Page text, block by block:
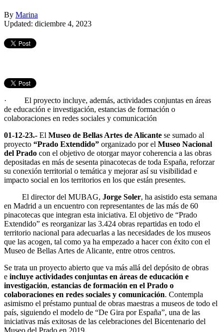
By Marina
Updated: diciembre 4, 2023
· El proyecto incluye, además, actividades conjuntas en áreas
de educación e investigación, estancias de formación o
colaboraciones en redes sociales y comunicación
01-12-23.- El Museo de Bellas Artes de Alicante se sumado al
proyecto “Prado Extendido” organizado por el Museo Nacional
del Prado con el objetivo de otorgar mayor coherencia a las obras
depositadas en más de sesenta pinacotecas de toda España, reforzar
su conexión territorial o temática y mejorar así su visibilidad e
impacto social en los territorios en los que están presentes.
El director del MUBAG, Jorge Soler, ha asistido esta semana
en Madrid a un encuentro con representantes de las más de 60
pinacotecas que integran esta iniciativa. El objetivo de “Prado
Extendido” es reorganizar las 3.424 obras repartidas en todo el
territorio nacional para adecuarlas a las necesidades de los museos
que las acogen, tal como ya ha empezado a hacer con éxito con el
Museo de Bellas Artes de Alicante, entre otros centros.
Se trata un proyecto abierto que va más allá del depósito de obras
e incluye actividades conjuntas en áreas de educación e
investigación, estancias de formación en el Prado o
colaboraciones en redes sociales y comunicación. Contempla
asimismo el préstamo puntual de obras maestras a museos de todo el
país, siguiendo el modelo de “De Gira por España”, una de las
iniciativas más exitosas de las celebraciones del Bicentenario del
Museo del Prado en 2019.